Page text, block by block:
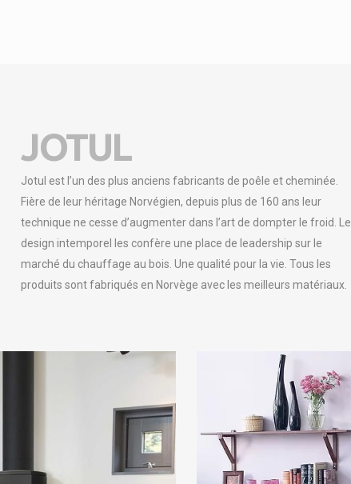
JOTUL
Jotul est l’un des plus anciens fabricants de poêle et cheminée.
Fière de leur héritage Norvégien, depuis plus de 160 ans leur
technique ne cesse d’augmenter dans l’art de dompter le froid. Le
design intemporel les confère une place de leadership sur le
marché du chauffage au bois. Une qualité pour la vie. Tous les
produits sont fabriqués en Norvège avec les meilleurs matériaux.